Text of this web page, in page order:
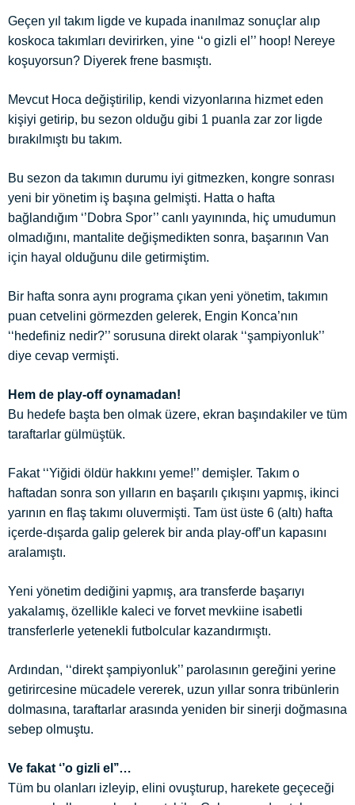
Geçen yıl takım ligde ve kupada inanılmaz sonuçlar alıp
koskoca takımları devirirken, yine ‘‘o gizli el’’ hoop! Nereye
koşuyorsun? Diyerek frene basmıştı.
Mevcut Hoca değiştirilip, kendi vizyonlarına hizmet eden
kişiyi getirip, bu sezon olduğu gibi 1 puanla zar zor ligde
bırakılmıştı bu takım.
Bu sezon da takımın durumu iyi gitmezken, kongre sonrası
yeni bir yönetim iş başına gelmişti. Hatta o hafta
bağlandığım ‘’Dobra Spor’’ canlı yayınında, hiç umudumun
olmadığını, mantalite değişmedikten sonra, başarının Van
için hayal olduğunu dile getirmiştim.
Bir hafta sonra aynı programa çıkan yeni yönetim, takımın
puan cetvelini görmezden gelerek, Engin Konca’nın
‘‘hedefiniz nedir?’’ sorusuna direkt olarak ‘‘şampiyonluk’’
diye cevap vermişti.
Hem de play-off oynamadan!
Bu hedefe başta ben olmak üzere, ekran başındakiler ve tüm
taraftarlar gülmüştük.
Fakat ‘‘Yiğidi öldür hakkını yeme!’’ demişler. Takım o
haftadan sonra son yılların en başarılı çıkışını yapmış, ikinci
yarının en flaş takımı oluvermişti. Tam üst üste 6 (altı) hafta
içerde-dışarda galip gelerek bir anda play-off’un kapasını
aralamıştı.
Yeni yönetim dediğini yapmış, ara transferde başarıyı
yakalamış, özellikle kaleci ve forvet mevkiine isabetli
transferlerle yetenekli futbolcular kazandırmıştı.
Ardından, ‘‘direkt şampiyonluk’’ parolasının gereğini yerine
getirircesine mücadele vererek, uzun yıllar sonra tribünlerin
dolmasına, taraftarlar arasında yeniden bir sinerji doğmasına
sebep olmuştu.
Ve fakat ‘’o gizli el’’…
Tüm bu olanları izleyip, elini ovuşturup, harekete geçeceği